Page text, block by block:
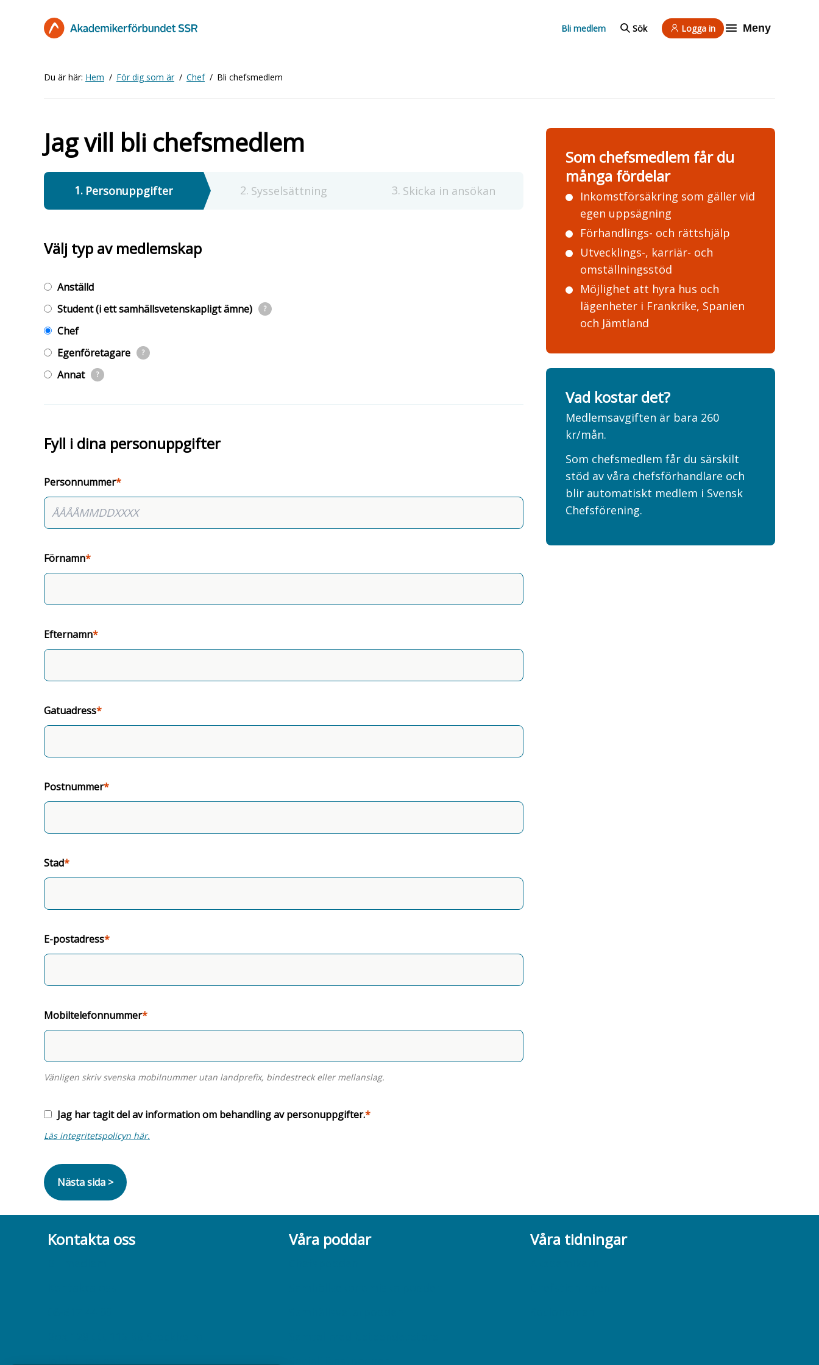
Bli medlem Sök Logga in Meny
Du är här: Hem För dig som är Chef Bli chefsmedlem
Jag vill bli chefsmedlem
1 Nuvarande
Personuppgifter 2 Sysselsättning 3 Skicka in ansökan
Välj typ av medlemskap
Anställd
Student (i ett samhällsvetenskapligt ämne)
?
Chef
Egenföretagare
?
Annat ?
Fyll i dina personuppgifter
Personnummer
Förnamn
Efternamn
Gatuadress
Postnummer
Stad
Address
Gatuadress
Postnummer
Stad
E-postadress
Mobiltelefonnummer
Vänligen skriv svenska mobilnummer utan landprefix, bindestreck eller mellanslag.
Jag har tagit del av information om behandling av personuppgifter.
Läs integritetspolicyn här.
Som chefsmedlem får du
många fördelar
Inkomstförsäkring som gäller vid
egen uppsägning
Förhandlings- och rättshjälp
Utvecklings-, karriär- och
omställningsstöd
Möjlighet att hyra hus och
lägenheter i Frankrike, Spanien
och Jämtland
Vad kostar det?
Medlemsavgiften är bara 260
kr/mån.
Som chefsmedlem får du särskilt
stöd av våra chefsförhandlare och
blir automatiskt medlem i Svensk
Chefsförening.
Kontakta oss
Jobba hos oss
Våra poddar Våra tidningar